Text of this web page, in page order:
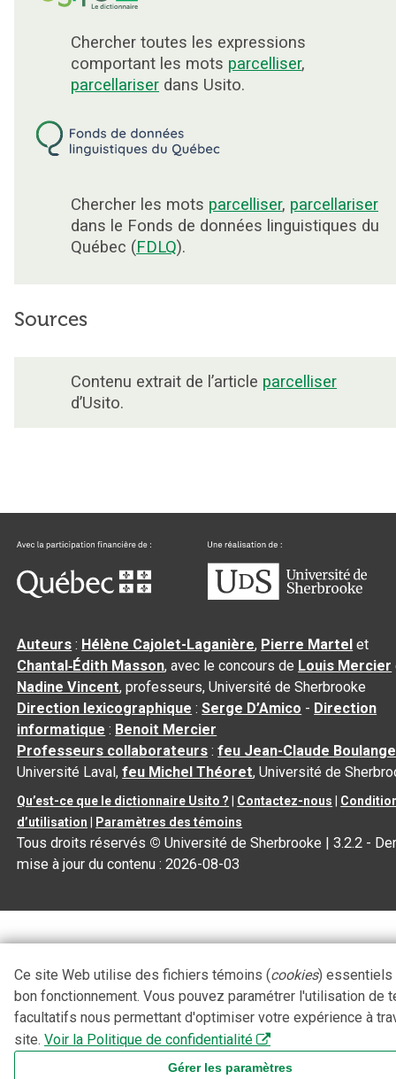
Chercher toutes les expressions
comportant les mots parcelliser,
parcellariser dans Usito.
Chercher les mots parcelliser, parcellariser
dans le Fonds de données linguistiques du
Québec (FDLQ).
Sources
Contenu extrait de l’article parcelliser
d’Usito.
Auteurs : Hélène Cajolet-Laganière, Pierre Martel et
Chantal‑Édith Masson, avec le concours de Louis Mercier
Nadine Vincent, professeurs, Université de Sherbrooke
Direction lexicographique :Serge D’Amico - Direction
informatique : Benoit Mercier
Professeurs collaborateurs :feu Jean-Claude
Université Laval,feu Michel Théoret, Université de
Qu’est-ce que le dictionnaire Usito ? Contactez-nous
d’utilisation
Paramètres des témoins
Tous droits réservés © Université de Sherbrooke |3.2.2 -
mise à jour du contenu :2026-08-03
Ce site Web utilise des fichiers témoins (cookies) essentiels
bon fonctionnement. Vous pouvez paramétrer l'utilisation de
facultatifs nous permettant d'optimiser votre expérience à
site. Voir la Politique de confidentialité
Gérer les paramètres